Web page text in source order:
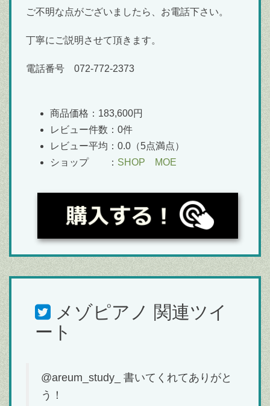
ご不明な点がございましたら、お電話下さい。
丁寧にご説明させて頂きます。
電話番号 072-772-2373
商品価格：183,600円
レビュー件数：0件
レビュー平均：0.0（5点満点）
ショップ ： SHOP MOE
メゾピアノ 関連ツイ
ート
@areum_study_ 書いてくれてありがと
う！